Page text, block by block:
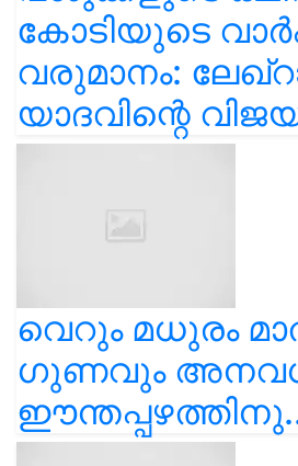
കോടിയുടെ
വരുമാനം:
യാദവിന്റെ
വെറും മധുരം
ഗുണവും